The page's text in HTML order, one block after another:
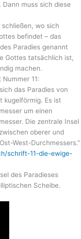
muss sich diese
wo sich
befindet – das
Paradies genannt
Gottes tatsächlich ist,
machen.
11:
das Paradies von
kugelförmig. Es ist
um einen
Die zentrale Insel
oberer und
West-Durchmessers.”
schrift-11-die-ewige-
des Paradieses
Scheibe.